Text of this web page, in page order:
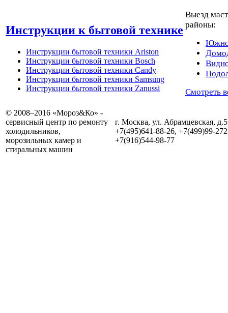
Инструкции к бытовой технике
Инструкции бытовой техники Ariston
Инструкции бытовой техники Bosch
Инструкции бытовой техники Candy
Инструкции бытовой техники Samsung
Инструкции бытовой техники Zanussi
Выезд
районы:
Смотреть
© 2008–2016 «Мороз&Ко» -
сервисный центр по ремонту
холодильников,
морозильных камер и
стиральных машин
г. Москва, ул. Абрамцевская, д.5
+7(495)641-88-26, +7(499)99-
+7(916)544-98-77